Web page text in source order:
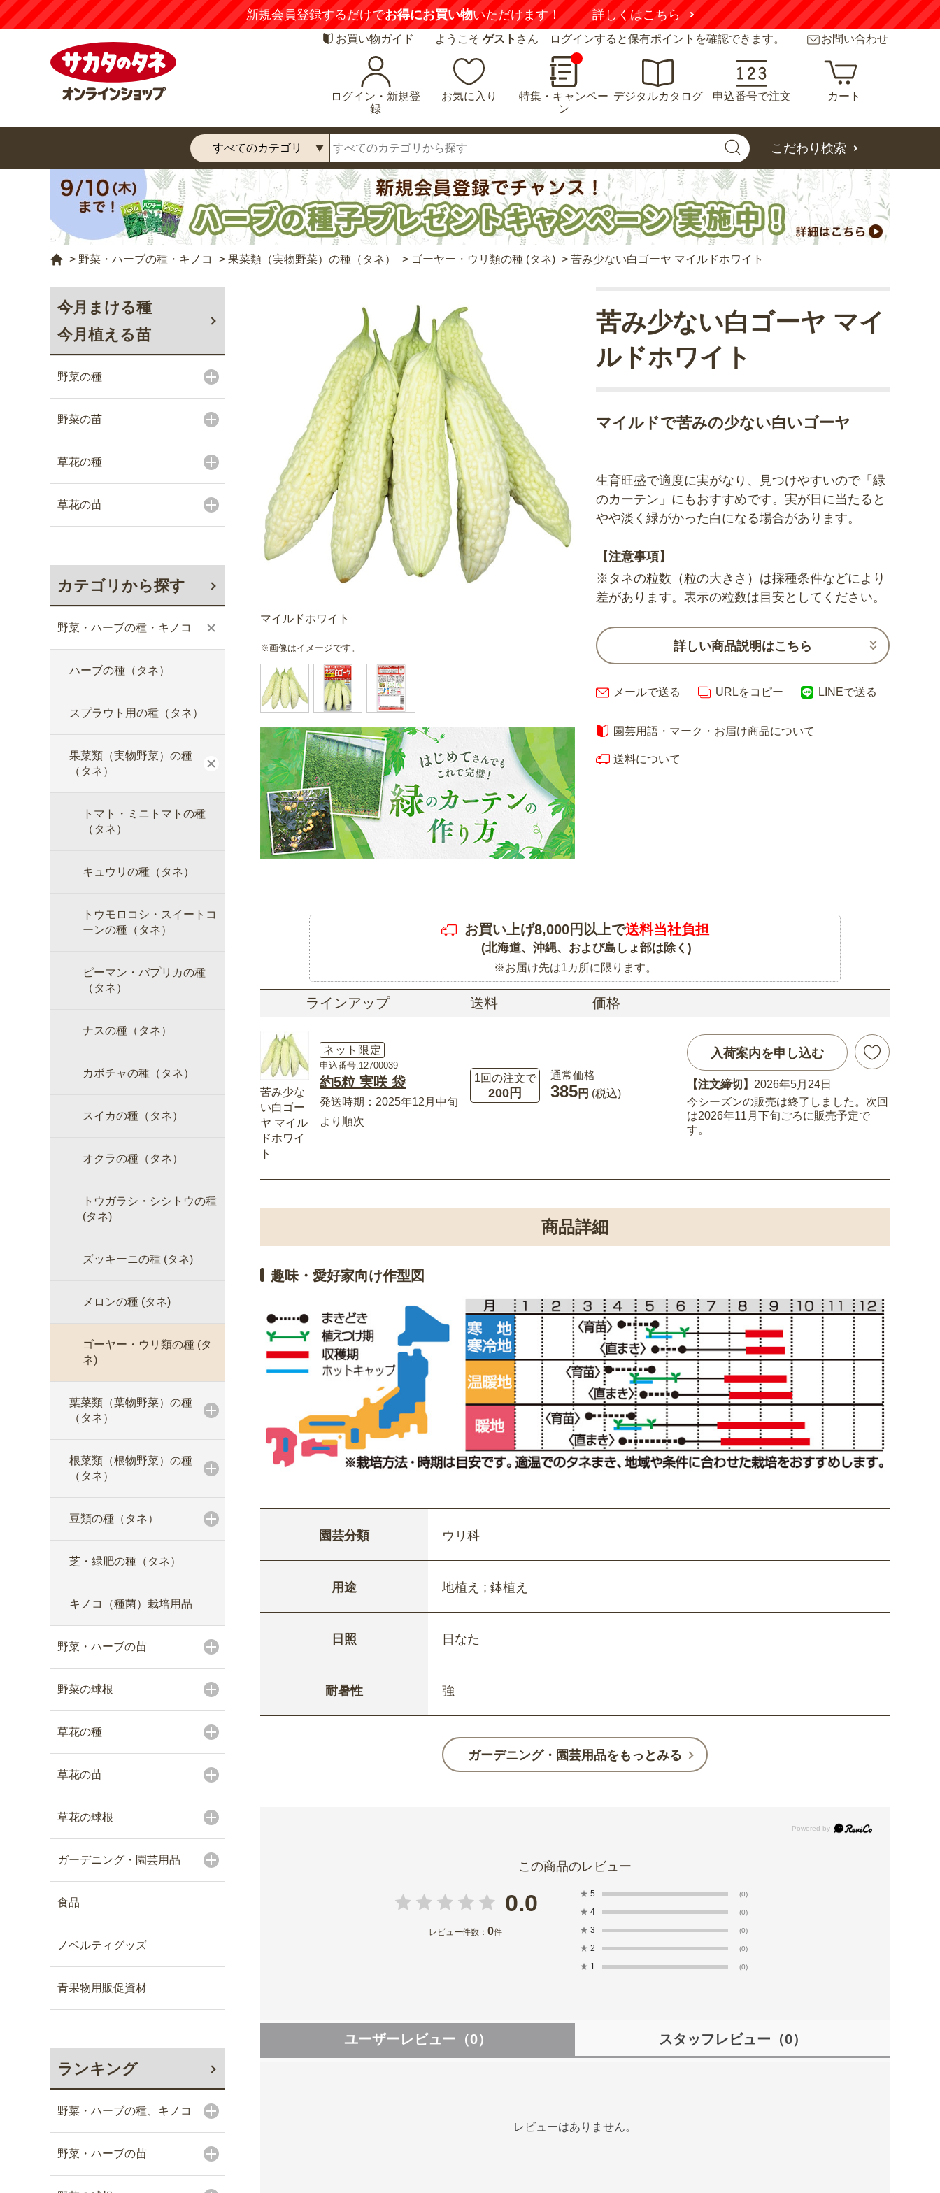
新規会員登録するだけでお得にお買い物いただけます！ 詳しくはこちら
お買い物ガイド ようこそ ゲスト さん ログインすると保有ポイントを確認できます。 お問い合わせ
ログイン・新規登
録
お気に入り
特集・キャンペー
ン
デジタルカタログ 申込番号で注文 カート
こだわり検索
> 野菜・ハーブの種・キノコ > 果菜類（実物野菜）の種（タネ） > ゴーヤー・ウリ類の種 (タネ) > 苦み少ない白ゴーヤ マイルドホワイト
今月まける種
今月植える苗
野菜の種
野菜の苗
草花の種
草花の苗
カテゴリから探す
野菜・ハーブの種・キノコ
ハーブの種（タネ）
スプラウト用の種（タネ）
果菜類（実物野菜）の種
（タネ）
トマト・ミニトマトの種
（タネ）
キュウリの種（タネ）
トウモロコシ・スイートコ
ーンの種（タネ）
ピーマン・パプリカの種
（タネ）
ナスの種（タネ）
カボチャの種（タネ）
スイカの種（タネ）
オクラの種（タネ）
トウガラシ・シシトウの種
(タネ)
ズッキーニの種 (タネ)
メロンの種 (タネ)
ゴーヤー・ウリ類の種 (タ
ネ)
葉菜類（葉物野菜）の種
（タネ）
根菜類（根物野菜）の種
（タネ）
豆類の種（タネ）
芝・緑肥の種（タネ）
キノコ（種菌）栽培用品
野菜・ハーブの苗
野菜の球根
草花の種
草花の苗
草花の球根
ガーデニング・園芸用品
食品
ノベルティグッズ
青果物用販促資材
ランキング
野菜・ハーブの種、キノコ
野菜・ハーブの苗
マイルドホワイト
※画像はイメージです。
マイルドで苦みの少ない白いゴーヤ
苦み少ない白ゴーヤ マイ
ルドホワイト
生育旺盛で適度に実がなり、見つけやすいので「緑
のカーテン」にもおすすめです。実が日に当たると
やや淡く緑がかった白になる場合があります。
【注意事項】
※タネの粒数（粒の大きさ）は採種条件などにより
差があります。表示の粒数は目安としてください。
詳しい商品説明はこちら
メールで送る URLをコピー LINEで送る
園芸用語・マーク・お届け商品について
送料について
お買い上げ8,000円以上で送料当社負担
(北海道、沖縄、および島しょ部は除く)
※お届け先は1カ所に限ります。
ラインアップ 送料 価格
苦み少な
い白ゴー
ヤ マイル
ドホワイ
ト
ネット限定
申込番号:12700039
約5粒 実咲 袋
発送時期：2025年12月中旬
より順次
1回の注文で
200円
通常価格
385円 (税込)
入荷案内を申し込む
【注文締切】 2026年5月24日
今シーズンの販売は終了しました。次回
は2026年11月下旬ごろに販売予定で
す。
商品詳細
趣味・愛好家向け作型図
園芸分類 ウリ科
用途 地植え ; 鉢植え
日照 日なた
耐暑性 強
ガーデニング・園芸用品をもっとみる
0.0
レビュー件数： 0件
★ 5 (0)
★ 4 (0)
★ 3 (0)
★ 2 (0)
★ 1 (0)
ユーザーレビュー （0） スタッフレビュー （0）
レビューはありません。